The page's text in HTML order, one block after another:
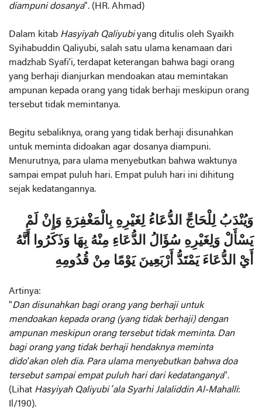
diampuni dosanya". (HR. Ahmad)
Dalam kitab Hasyiyah Qaliyubiyang ditulis oleh Syaikh
Syihabuddin Qaliyubi, salah satu ulama kenamaan dari
madzhab Syafi’i, terdapat keterangan bahwa bagi orang
yang berhaji dianjurkan mendoakan atau memintakan
ampunan kepada orang yang tidak berhaji meskipun orang
tersebut tidak memintanya.
Begitu sebaliknya, orang yang tidak berhaji disunahkan
untuk meminta didoakan agar dosanya diampuni.
Menurutnya, para ulama menyebutkan bahwa waktunya
sampai empat puluh hari. Empat puluh hari ini dihitung
sejak kedatangannya.
وَيُنْدَبُ لِلْحَاجِّ الدُّعَاءُ لِغَيْرِهِ بِالْمَغْفِرَةِ وَإِنْ لَمْ
يَسْأَلْ وَلِغَيْرِهِ سُؤَالُ الدُّعَاءِ مِنْهُ بِهَا وَذَكَرُوا أَنَّهُ
أَيْ الدُّعَاءَ يَمْتَدُّ أَرْبَعِينَ يَوْمًا مِنْ قُدُومِهِ
Artinya:
"Dan disunahkan bagi orang yang berhaji untuk
mendoakan kepada orang (yang tidak berhaji) dengan
ampunan meskipun orang tersebut tidak meminta. Dan
bagi orang yang tidak berhaji hendaknya meminta
dido’akan oleh dia. Para ulama menyebutkan bahwa doa
tersebut sampai empat puluh hari dari kedatanganya".
(Lihat Hasyiyah Qaliyubi ‘ala Syarhi Jalaliddin Al-Mahalli:
Il/190).